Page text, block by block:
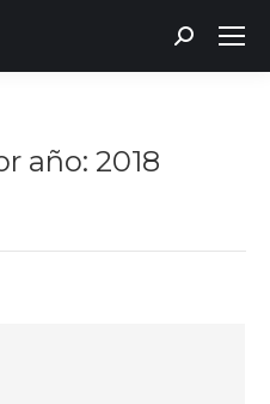
Buscar:
año: 2018